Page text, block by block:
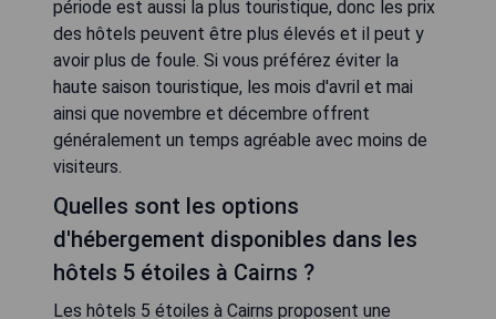
période est aussi la plus touristique, donc les prix
des hôtels peuvent être plus élevés et il peut y
avoir plus de foule. Si vous préférez éviter la
haute saison touristique, les mois d'avril et mai
ainsi que novembre et décembre offrent
généralement un temps agréable avec moins de
visiteurs.
Quelles sont les options
d'hébergement disponibles dans les
hôtels 5 étoiles à Cairns ?
Les hôtels 5 étoiles à Cairns proposent une